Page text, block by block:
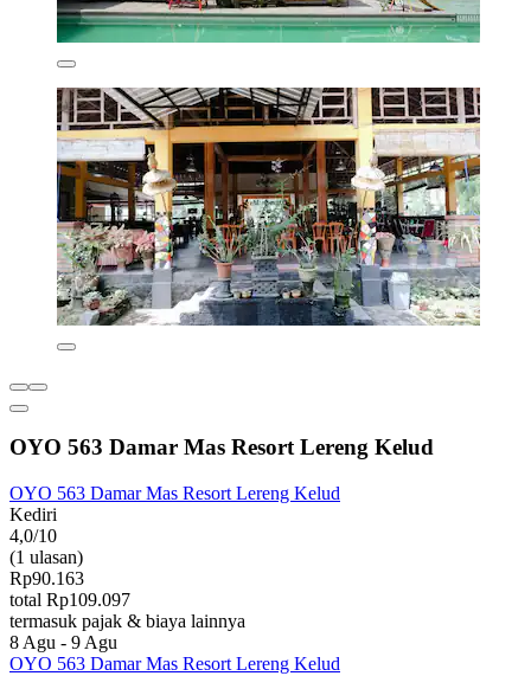
OYO 563 Damar Mas Resort Lereng Kelud
OYO 563 Damar Mas Resort Lereng Kelud
Kediri
4,0/10
(1 ulasan)
Rp90.163
total Rp109.097
termasuk pajak & biaya lainnya
8 Agu - 9 Agu
OYO 563 Damar Mas Resort Lereng Kelud